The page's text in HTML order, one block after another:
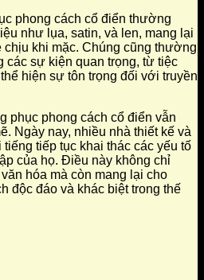
phong cách cổ điển thường
như lụa, satin, và len, mang lại
chịu khi mặc. Chúng cũng thường
các sự kiện quan trọng, từ tiệc
hiện sự tôn trọng đối với truyền
phục phong cách cổ điển vẫn
Ngày nay, nhiều nhà thiết kế và
tiếp tục khai thác các yếu tố
của họ. Điều này không chỉ
hóa mà còn mang lại cho
độc đáo và khác biệt trong thế